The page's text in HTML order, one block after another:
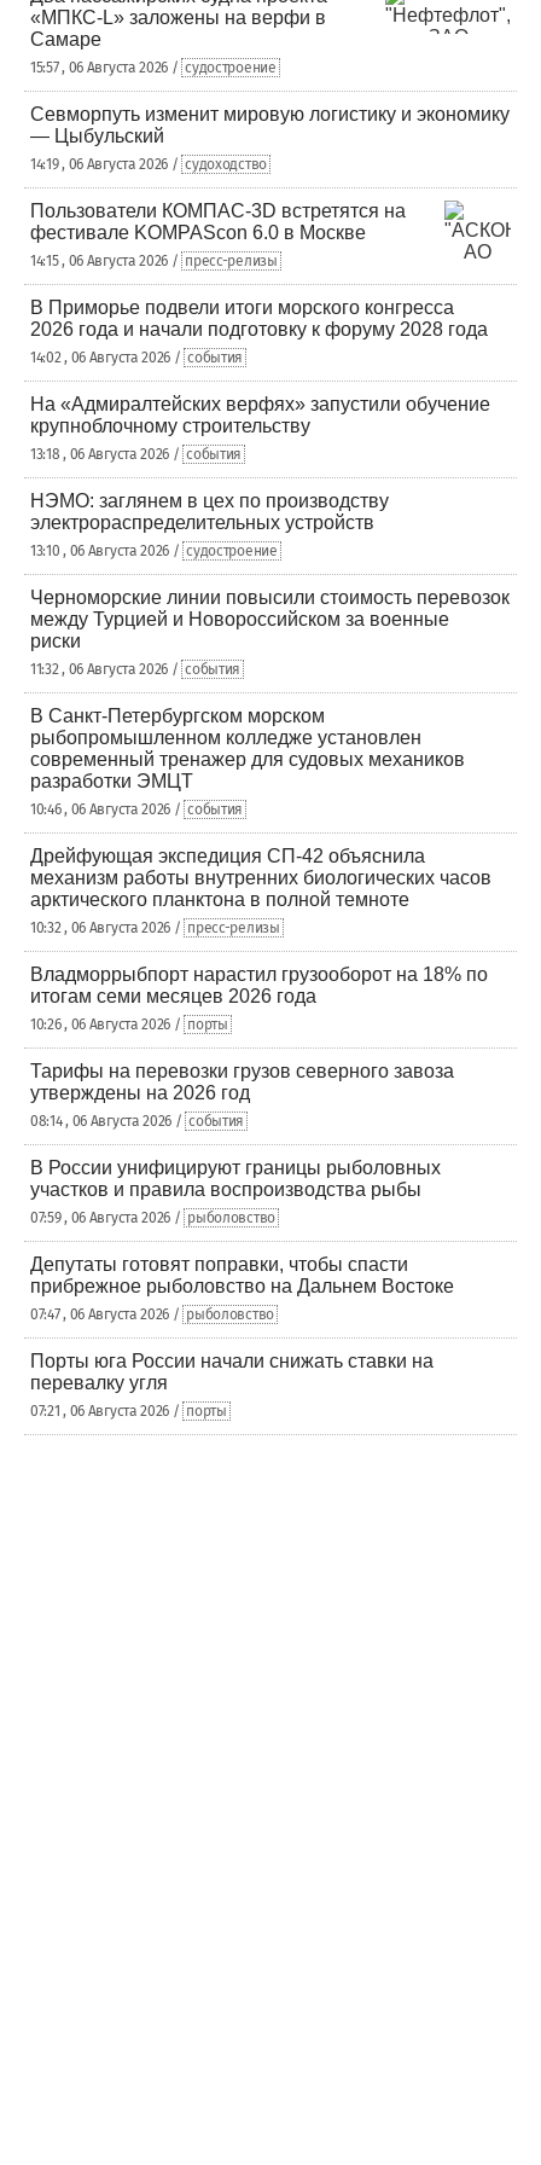
«МПКС-L» заложены на верфи в
Самаре
15:57 , 06 Августа 2026 / судостроение
Севморпуть изменит мировую логистику и экономику
— Цыбульский
14:19 , 06 Августа 2026 / судоходство
Пользователи КОМПАС-3D встретятся на
фестивале KOMPAScon 6.0 в Москве
14:15 , 06 Августа 2026 / пресс-релизы
В Приморье подвели итоги морского конгресса
2026 года и начали подготовку к форуму 2028 года
14:02 , 06 Августа 2026 / события
На «Адмиралтейских верфях» запустили обучение
крупноблочному строительству
13:18 , 06 Августа 2026 / события
НЭМО: заглянем в цех по производству
электрораспределительных устройств
13:10 , 06 Августа 2026 / судостроение
Черноморские линии повысили стоимость перевозок
между Турцией и Новороссийском за военные
риски
11:32 , 06 Августа 2026 / события
В Санкт-Петербургском морском
рыбопромышленном колледже установлен
современный тренажер для судовых механиков
разработки ЭМЦТ
10:46 , 06 Августа 2026 / события
Дрейфующая экспедиция СП-42 объяснила
механизм работы внутренних биологических часов
арктического планктона в полной темноте
10:32 , 06 Августа 2026 / пресс-релизы
Владморрыбпорт нарастил грузооборот на 18% по
итогам семи месяцев 2026 года
10:26 , 06 Августа 2026 / порты
Тарифы на перевозки грузов северного завоза
утверждены на 2026 год
08:14 , 06 Августа 2026 / события
В России унифицируют границы рыболовных
участков и правила воспроизводства рыбы
07:59 , 06 Августа 2026 / рыболовство
Депутаты готовят поправки, чтобы спасти
прибрежное рыболовство на Дальнем Востоке
07:47 , 06 Августа 2026 / рыболовство
Порты юга России начали снижать ставки на
перевалку угля
07:21 , 06 Августа 2026 / порты